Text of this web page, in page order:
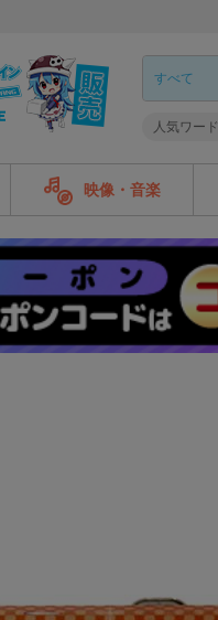
人気ワード
映像・音楽